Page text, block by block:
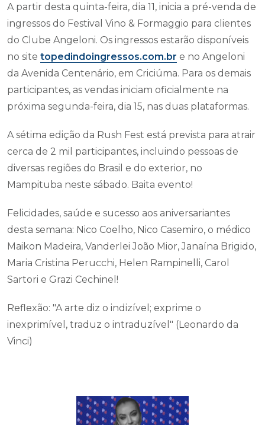
A partir desta quinta-feira, dia 11, inicia a pré-venda de
ingressos do Festival Vino & Formaggio para clientes
do Clube Angeloni. Os ingressos estarão disponíveis
no site topedindoingressos.com.br e no Angeloni
da Avenida Centenário, em Criciúma. Para os demais
participantes, as vendas iniciam oficialmente na
próxima segunda-feira, dia 15, nas duas plataformas.
A sétima edição da Rush Fest está prevista para atrair
cerca de 2 mil participantes, incluindo pessoas de
diversas regiões do Brasil e do exterior, no
Mampituba neste sábado. Baita evento!
Felicidades, saúde e sucesso aos aniversariantes
desta semana: Nico Coelho, Nico Casemiro, o médico
Maikon Madeira, Vanderlei João Mior, Janaína Brigido,
Maria Cristina Perucchi, Helen Rampinelli, Carol
Sartori e Grazi Cechinel!
Reflexão: "A arte diz o indizível; exprime o
inexprimível, traduz o intraduzível" (Leonardo da
Vinci)